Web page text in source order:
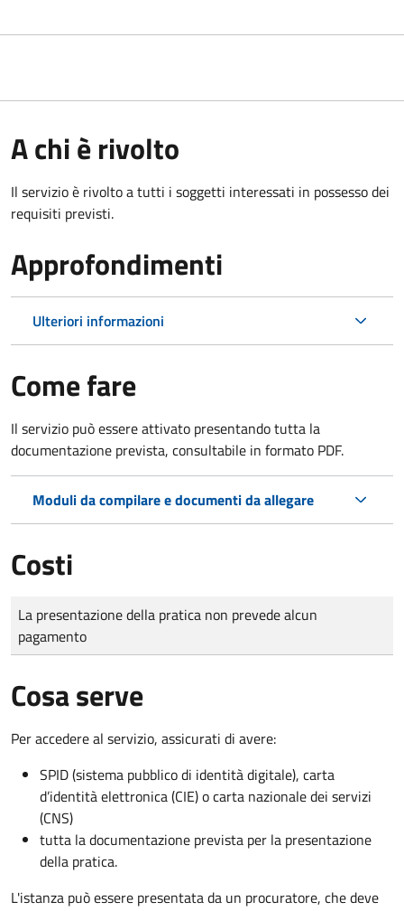
A chi è rivolto
Il servizio è rivolto a tutti i soggetti interessati in possesso dei
requisiti previsti.
Approfondimenti
Ulteriori informazioni
Come fare
Il servizio può essere attivato presentando tutta la
documentazione prevista, consultabile in formato PDF.
Moduli da compilare e documenti da allegare
Costi
Tipo di pagamento
Importo
La presentazione della pratica non prevede alcun
pagamento
Cosa serve
Per accedere al servizio, assicurati di avere:
SPID (sistema pubblico di identità digitale), carta
d’identità elettronica (CIE) o carta nazionale dei servizi
(CNS)
tutta la documentazione prevista per la presentazione
della pratica.
L'istanza può essere presentata da un procuratore, che deve